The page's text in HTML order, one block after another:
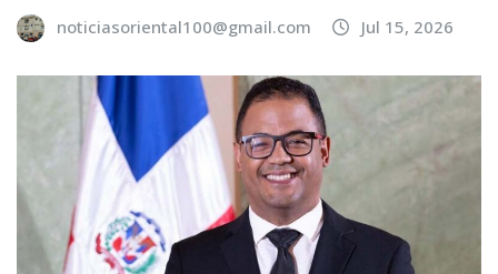
noticiasoriental100@gmail.com Jul 15, 2026